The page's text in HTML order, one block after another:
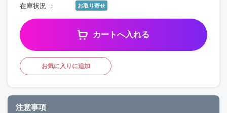
在庫状況 お取り寄せ
カートへ入れる
お気に入りに追加
注意事項